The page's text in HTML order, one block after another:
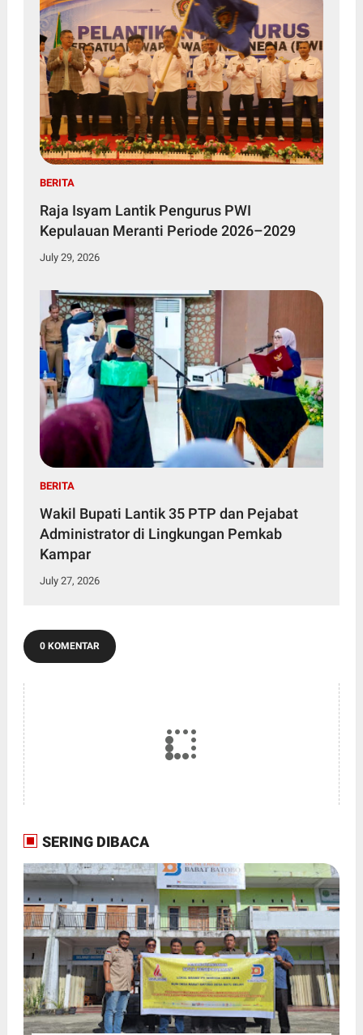
BERITA
Raja Isyam Lantik Pengurus PWI
Kepulauan Meranti Periode 2026–2029
July 29, 2026
BERITA
Wakil Bupati Lantik 35 PTP dan Pejabat
Administrator di Lingkungan Pemkab
Kampar
July 27, 2026
0 KOMENTAR
SERING DIBACA